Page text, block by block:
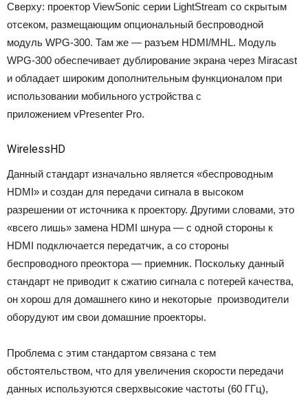
Сверху: проектор ViewSonic серии LightStream со скрытым
отсеком, размещающим опциональный беспроводной
модуль WPG-300. Там же — разъем HDMI/MHL. Модуль
WPG-300 обеспечивает дублирование экрана через Miracast
и обладает широким дополнительным функционалом при
использовании мобильного устройства с
приложением vPresenter Pro.
WirelessHD
Данный стандарт изначально является «беспроводным
HDMI» и создан для передачи сигнала в высоком
разрешении от источника к проектору. Другими словами, это
«всего лишь» замена HDMI шнура — с одной стороны к
HDMI подключается передатчик, а со стороны
беспроводного преоктора — приемник. Поскольку данный
стандарт не приводит к сжатию сигнала с потерей качества,
он хорош для домашнего кино и некоторые производители
оборудуют им свои домашние проекторы.
Проблема с этим стандартом связана с тем
обстоятельством, что для увеличения скорости передачи
данных используются сверхвысокие частоты (60 ГГц),